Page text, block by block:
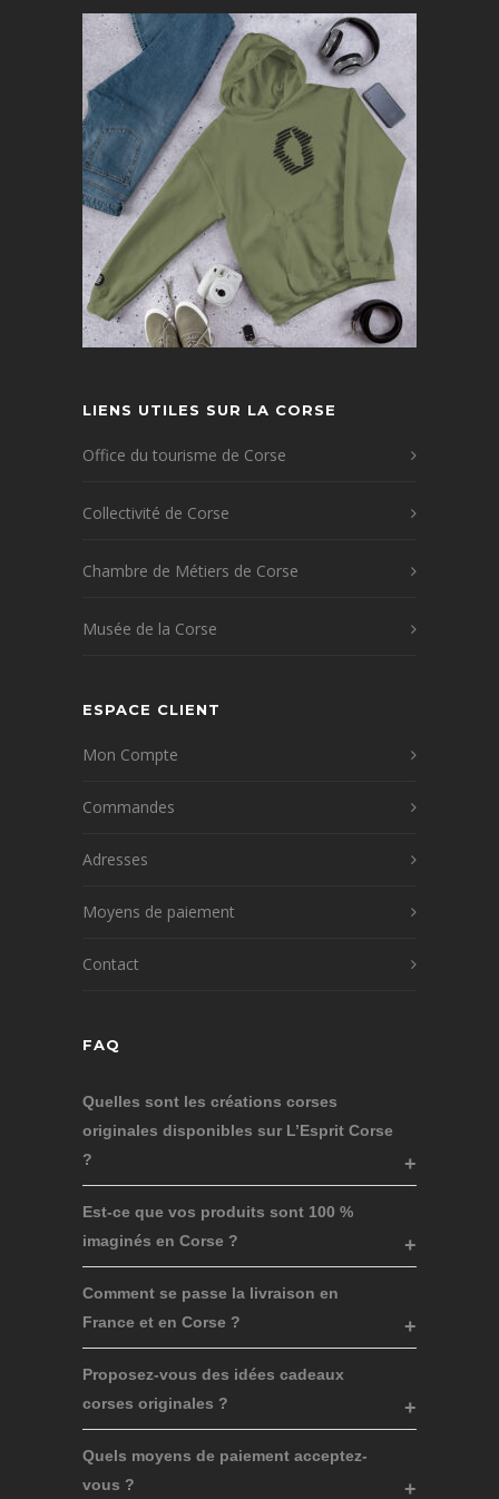
LIENS UTILES SUR LA CORSE
Office du tourisme de Corse
Collectivité de Corse
Chambre de Métiers de Corse
Musée de la Corse
ESPACE CLIENT
Mon Compte
Commandes
Adresses
Moyens de paiement
Contact
FAQ
Quelles sont les créations corses
originales disponibles sur L’Esprit Corse
?
Est-ce que vos produits sont 100 %
imaginés en Corse ?
Comment se passe la livraison en
France et en Corse ?
Proposez-vous des idées cadeaux
corses originales ?
Quels moyens de paiement acceptez-
vous ?